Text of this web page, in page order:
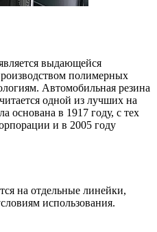
выдающейся
полимерных
Автомобильная резина
одной из лучших на
основана в 1917 году, с тех
и в 2005 году
на отдельные линейки,
использования.